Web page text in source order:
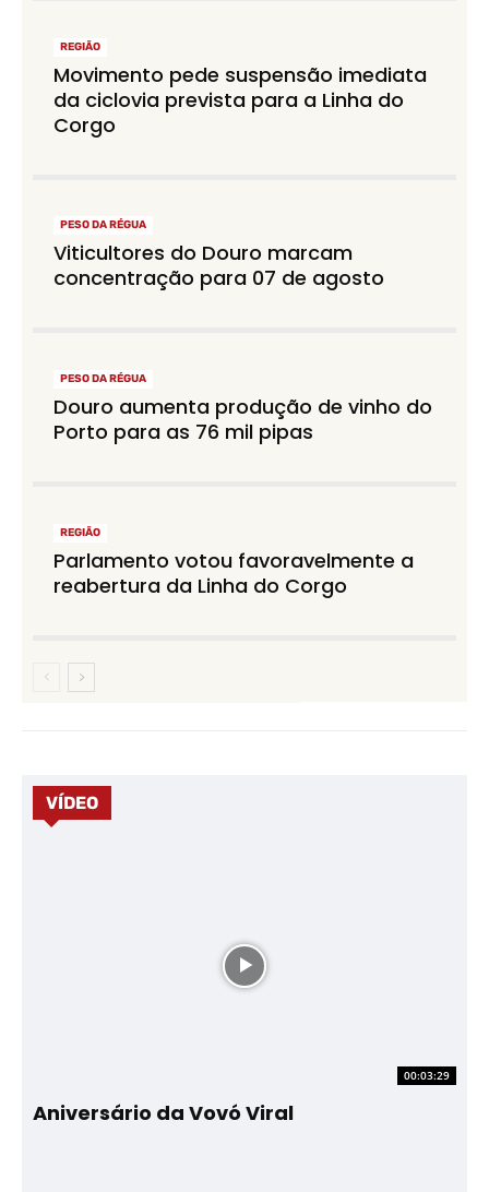
REGIÃO
Movimento pede suspensão imediata
da ciclovia prevista para a Linha do
Corgo
PESO DA RÉGUA
Viticultores do Douro marcam
concentração para 07 de agosto
PESO DA RÉGUA
Douro aumenta produção de vinho do
Porto para as 76 mil pipas
REGIÃO
Parlamento votou favoravelmente a
reabertura da Linha do Corgo
VÍDEO
00:03:29
Aniversário da Vovó Viral